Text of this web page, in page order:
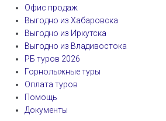
Офис продаж
Выгодно из Хабаровска
Выгодно из Иркутска
Выгодно из Владивостока
РБ туров 2026
Горнолыжные туры
Оплата туров
Помощь
Документы